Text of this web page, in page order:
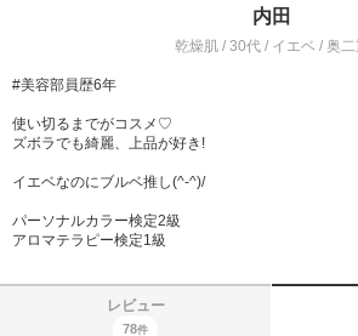
内田
乾燥肌 / 30代 / イエベ / 奥二
#美容部員歴6年
使い切るまでがコスメ♡
ズボラでも綺麗、上品が好き!
イエベなのにブルベ推し(^-^)/
パーソナルカラー検定2級
アロマテラピー検定1級
レビュー
78件